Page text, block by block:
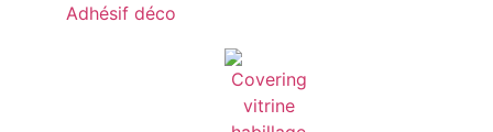
Adhésif déco